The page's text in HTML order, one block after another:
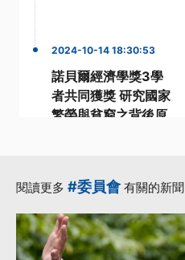
2024-10-14 18:30:53
諾貝爾經濟學獎3學
者共同獲獎 研究國家
繁榮與貧窮之背後原
諾貝爾經濟學獎· 更多...
閱讀更多 #委員會 有關的新聞